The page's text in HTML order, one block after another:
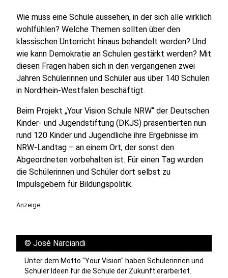
Wie muss eine Schule aussehen, in der sich alle wirklich
wohlfühlen? Welche Themen sollten über den
klassischen Unterricht hinaus behandelt werden? Und
wie kann Demokratie an Schulen gestärkt werden? Mit
diesen Fragen haben sich in den vergangenen zwei
Jahren Schülerinnen und Schüler aus über 140 Schulen
in Nordrhein-Westfalen beschäftigt.
Beim Projekt „Your Vision Schule NRW“ der Deutschen
Kinder- und Jugendstiftung (DKJS) präsentierten nun
rund 120 Kinder und Jugendliche ihre Ergebnisse im
NRW-Landtag – an einem Ort, der sonst den
Abgeordneten vorbehalten ist. Für einen Tag wurden
die Schülerinnen und Schüler dort selbst zu
Impulsgebern für Bildungspolitik.
Anzeige
© José Narciandi
Unter dem Motto "Your Vision" haben Schülerinnen und
Schüler Ideen für die Schule der Zukunft erarbeitet.